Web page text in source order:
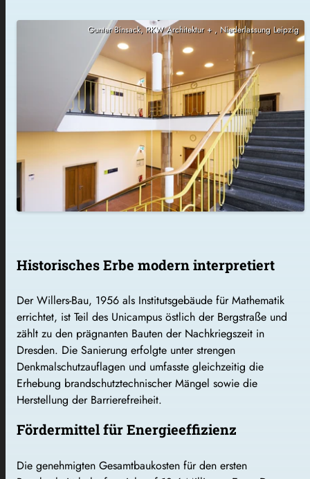
Gunter Binsack, RKW Architektur + , Niederlassung Leipzig
Historisches Erbe modern interpretiert
Der Willers-Bau, 1956 als Institutsgebäude für Mathematik
errichtet, ist Teil des Unicampus östlich der Bergstraße und
zählt zu den prägnanten Bauten der Nachkriegszeit in
Dresden. Die Sanierung erfolgte unter strengen
Denkmalschutzauflagen und umfasste gleichzeitig die
Erhebung brandschutztechnischer Mängel sowie die
Herstellung der Barrierefreiheit.
Fördermittel für Energieeffizienz
Die genehmigten Gesamtbaukosten für den ersten